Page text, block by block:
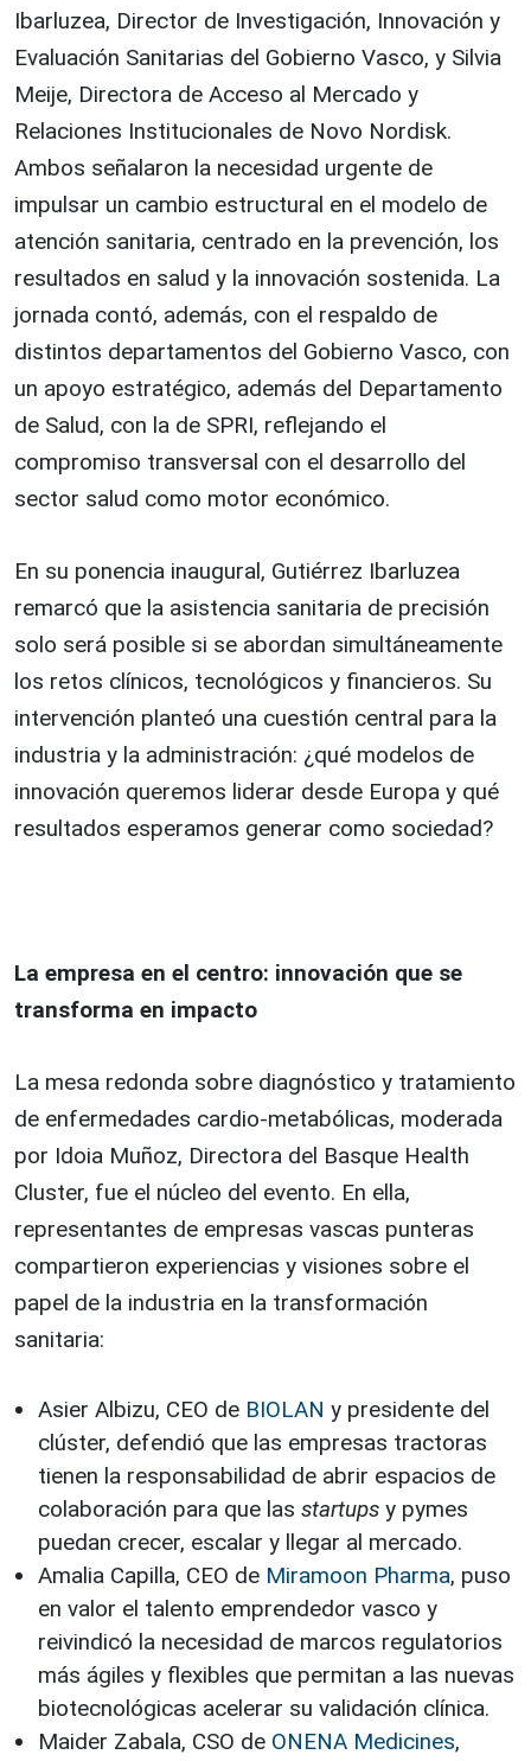
Ibarluzea, Director de Investigación, Innovación y
Evaluación Sanitarias del Gobierno Vasco, y Silvia
Meije, Directora de Acceso al Mercado y
Relaciones Institucionales de Novo Nordisk.
Ambos señalaron la necesidad urgente de
impulsar un cambio estructural en el modelo de
atención sanitaria, centrado en la prevención, los
resultados en salud y la innovación sostenida. La
jornada contó, además, con el respaldo de
distintos departamentos del Gobierno Vasco, con
un apoyo estratégico, además del Departamento
de Salud, con la de SPRI, reflejando el
compromiso transversal con el desarrollo del
sector salud como motor económico.
En su ponencia inaugural, Gutiérrez Ibarluzea
remarcó que la asistencia sanitaria de precisión
solo será posible si se abordan simultáneamente
los retos clínicos, tecnológicos y financieros. Su
intervención planteó una cuestión central para la
industria y la administración: ¿qué modelos de
innovación queremos liderar desde Europa y qué
resultados esperamos generar como sociedad?
La empresa en el centro: innovación que se
transforma en impacto
La mesa redonda sobre diagnóstico y tratamiento
de enfermedades cardio-metabólicas, moderada
por Idoia Muñoz, Directora del Basque Health
Cluster, fue el núcleo del evento. En ella,
representantes de empresas vascas punteras
compartieron experiencias y visiones sobre el
papel de la industria en la transformación
sanitaria:
Asier Albizu, CEO de BIOLAN y presidente del
clúster, defendió que las empresas tractoras
tienen la responsabilidad de abrir espacios de
colaboración para que las startups y pymes
puedan crecer, escalar y llegar al mercado.
Amalia Capilla, CEO de Miramoon Pharma, puso
en valor el talento emprendedor vasco y
reivindicó la necesidad de marcos regulatorios
más ágiles y flexibles que permitan a las nuevas
biotecnológicas acelerar su validación clínica.
Maider Zabala, CSO de ONENA Medicines,